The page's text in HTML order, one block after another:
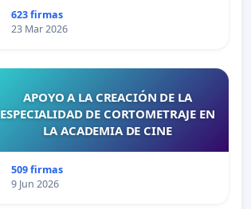
623 firmas
23 Mar 2026
APOYO A LA CREACIÓN DE LA
ESPECIALIDAD DE CORTOMETRAJE EN
LA ACADEMIA DE CINE
509 firmas
9 Jun 2026